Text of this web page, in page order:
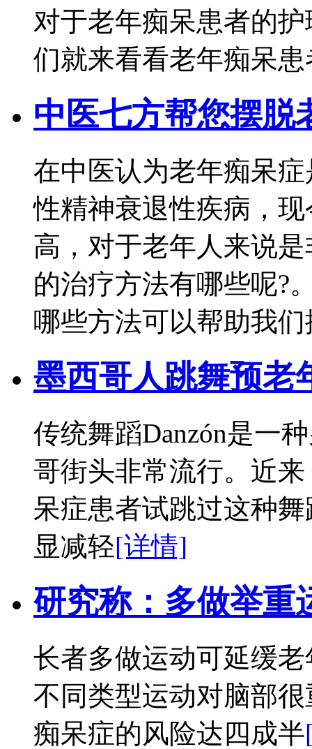
对于老年痴呆患者的
们就来看看老年痴呆
中医七方帮您摆脱
在中医认为老年痴呆
性精神衰退性疾病，
高，对于老年人来说
的治疗方法有哪些呢?
哪些方法可以帮助我
墨西哥人跳舞预老
传统舞蹈Danzón是一
哥街头非常流行。近
呆症患者试跳过这种
显减轻[详情]
研究称：多做举重
长者多做运动可延缓
不同类型运动对脑部
痴呆症的风险达四成半